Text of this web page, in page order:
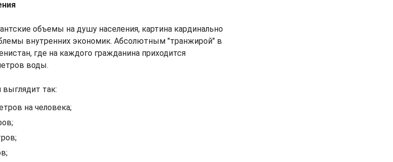
объемы на душу населения, картина кардинально
внутренних экономик. Абсолютным "транжирой" в
где на каждого гражданина приходится
воды.
так:
на человека;